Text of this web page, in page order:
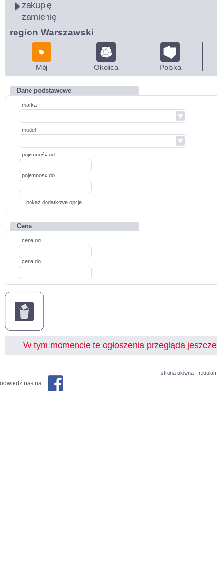
zakupię
zamienię
region Warszawski
Mój Okolica Polska
Dane podstawowe
marka
model
pojemność od
pojemność do
pokaż dodatkowe opcje
Cena
cena od
cena do
W tym momencie te ogłoszenia przegląda
strona główna
odwiedź nas na: